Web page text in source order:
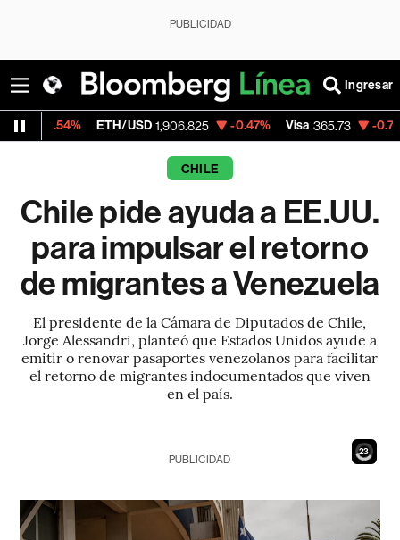
PUBLICIDAD
Ingresar
ETH/USD 1,906.825 -0.47% Visa 365.73 -0.76%
CHILE
Chile pide ayuda a EE.UU.
para impulsar el retorno
de migrantes a Venezuela
El presidente de la Cámara de Diputados de Chile,
Jorge Alessandri, planteó que Estados Unidos ayude a
emitir o renovar pasaportes venezolanos para facilitar
el retorno de migrantes indocumentados que viven
en el país.
21
PUBLICIDAD